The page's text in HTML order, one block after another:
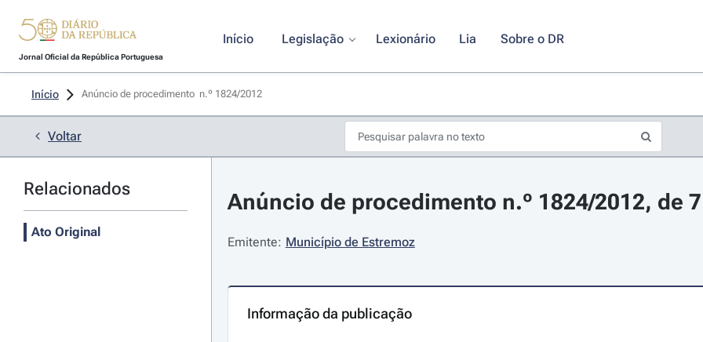
Jornal Oficial da República Portuguesa
Início Legislação Lexionário Lia Sobre o DR
Início Anúncio de procedimento  n.º 1824/2012
Voltar
Relacionados
Ato Original
Anúncio de procedimento n.º 1824/2012, de
Emitente: Município de Estremoz
Informação da publicação